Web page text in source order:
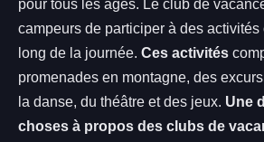
pour tous les âges. Le club de
campeurs de participer à des activités
long de la journée. Ces activités
promenades en montagne, des
la danse, du théâtre et des jeux. Une
choses à propos des clubs de